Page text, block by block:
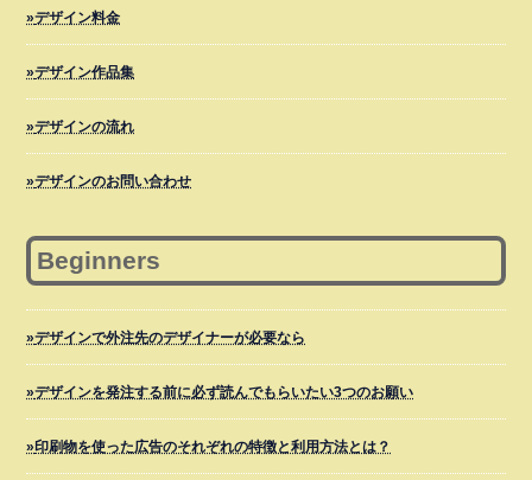
デザイン料金
デザイン作品集
デザインの流れ
デザインのお問い合わせ
Beginners
デザインで外注先のデザイナーが必要なら
デザインを発注する前に必ず読んでもらいたい3つのお願い
印刷物を使った広告のそれぞれの特徴と利用方法とは？